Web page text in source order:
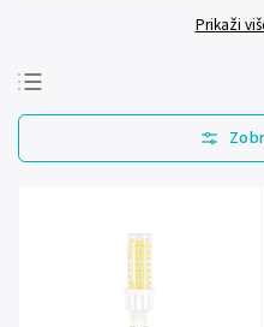
Prikaži
Najprodavanije
Najjeftinije
Abecedno